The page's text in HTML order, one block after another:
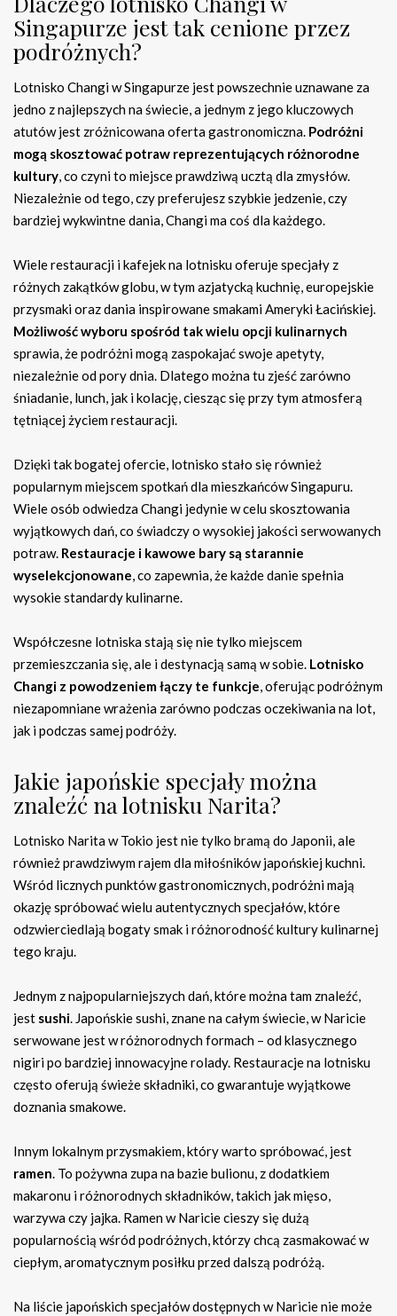
Singapurze jest tak cenione przez
podróżnych?
Lotnisko Changi w Singapurze jest powszechnie uznawane za
jedno z najlepszych na świecie, a jednym z jego kluczowych
atutów jest zróżnicowana oferta gastronomiczna. Podróżni
mogą skosztować potraw reprezentujących różnorodne
kultury, co czyni to miejsce prawdziwą ucztą dla zmysłów.
Niezależnie od tego, czy preferujesz szybkie jedzenie, czy
bardziej wykwintne dania, Changi ma coś dla każdego.
Wiele restauracji i kafejek na lotnisku oferuje specjały z
różnych zakątków globu, w tym azjatycką kuchnię, europejskie
przysmaki oraz dania inspirowane smakami Ameryki Łacińskiej.
Możliwość wyboru spośród tak wielu opcji kulinarnych
sprawia, że podróżni mogą zaspokajać swoje apetyty,
niezależnie od pory dnia. Dlatego można tu zjeść zarówno
śniadanie, lunch, jak i kolację, ciesząc się przy tym atmosferą
tętniącej życiem restauracji.
Dzięki tak bogatej ofercie, lotnisko stało się również
popularnym miejscem spotkań dla mieszkańców Singapuru.
Wiele osób odwiedza Changi jedynie w celu skosztowania
wyjątkowych dań, co świadczy o wysokiej jakości serwowanych
potraw. Restauracje i kawowe bary są starannie
wyselekcjonowane, co zapewnia, że każde danie spełnia
wysokie standardy kulinarne.
Współczesne lotniska stają się nie tylko miejscem
przemieszczania się, ale i destynacją samą w sobie. Lotnisko
Changi z powodzeniem łączy te funkcje, oferując podróżnym
niezapomniane wrażenia zarówno podczas oczekiwania na lot,
jak i podczas samej podróży.
Jakie japońskie specjały można
znaleźć na lotnisku Narita?
Lotnisko Narita w Tokio jest nie tylko bramą do Japonii, ale
również prawdziwym rajem dla miłośników japońskiej kuchni.
Wśród licznych punktów gastronomicznych, podróżni mają
okazję spróbować wielu autentycznych specjałów, które
odzwierciedlają bogaty smak i różnorodność kultury kulinarnej
tego kraju.
Jednym z najpopularniejszych dań, które można tam znaleźć,
jest sushi. Japońskie sushi, znane na całym świecie, w Naricie
serwowane jest w różnorodnych formach – od klasycznego
nigiri po bardziej innowacyjne rolady. Restauracje na lotnisku
często oferują świeże składniki, co gwarantuje wyjątkowe
doznania smakowe.
Innym lokalnym przysmakiem, który warto spróbować, jest
ramen. To pożywna zupa na bazie bulionu, z dodatkiem
makaronu i różnorodnych składników, takich jak mięso,
warzywa czy jajka. Ramen w Naricie cieszy się dużą
popularnością wśród podróżnych, którzy chcą zasmakować w
ciepłym, aromatycznym posiłku przed dalszą podróżą.
Na liście japońskich specjałów dostępnych w Naricie nie może